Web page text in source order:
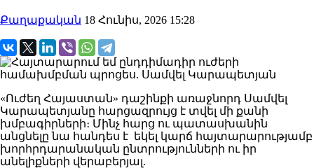
Քաղաքական 18 Հունիս, 2026 15:28
«Ուժեղ Հայաստան» դաշինքի առաջնորդ Սամվել
Կարապետյանը հարցազրույց է տվել մի քանի
խմբագիրների։ Մինչ հարց ու պատասխանին
անցնելը նա հանդես է եկել կարճ հայտարարությամբ
խորհրդարանական ընտրությունների ու իր
անելիքների վերաբերյալ.